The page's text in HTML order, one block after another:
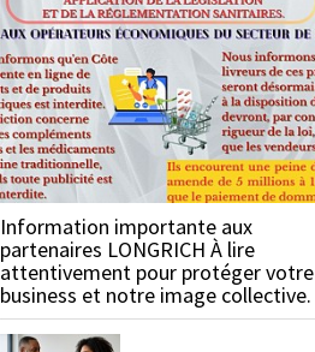
Information importante aux
partenaires LONGRICH À lire
attentivement pour protéger votre
business et notre image collective.